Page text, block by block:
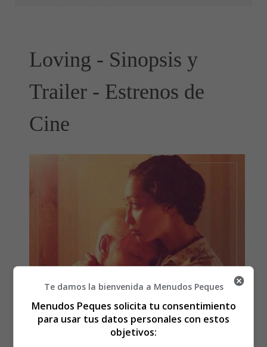
Loving - Sinopsis y
Trailer - Estrenos de
Cine
Te damos la bienvenida a Menudos Peques
Menudos Peques solicita tu consentimiento
para usar tus datos personales con estos
objetivos: